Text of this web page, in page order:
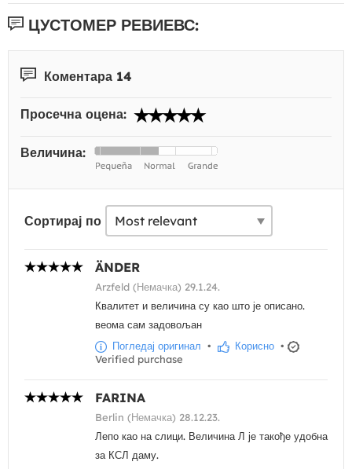
ЦУСТОМЕР РЕВИЕВС:
Коментара 14
Просечна оцена:
Величина:
Сортирај по
ÄNDER
Arzfeld (Немачка) 29.1.24.
Квалитет и величина су као што је описано.
веома сам задовољан
Погледај оригинал • Корисно •
Verified purchase
FARINA
Berlin (Немачка) 28.12.23.
Лепо као на слици. Величина Л је такође удобна
за КСЛ даму.